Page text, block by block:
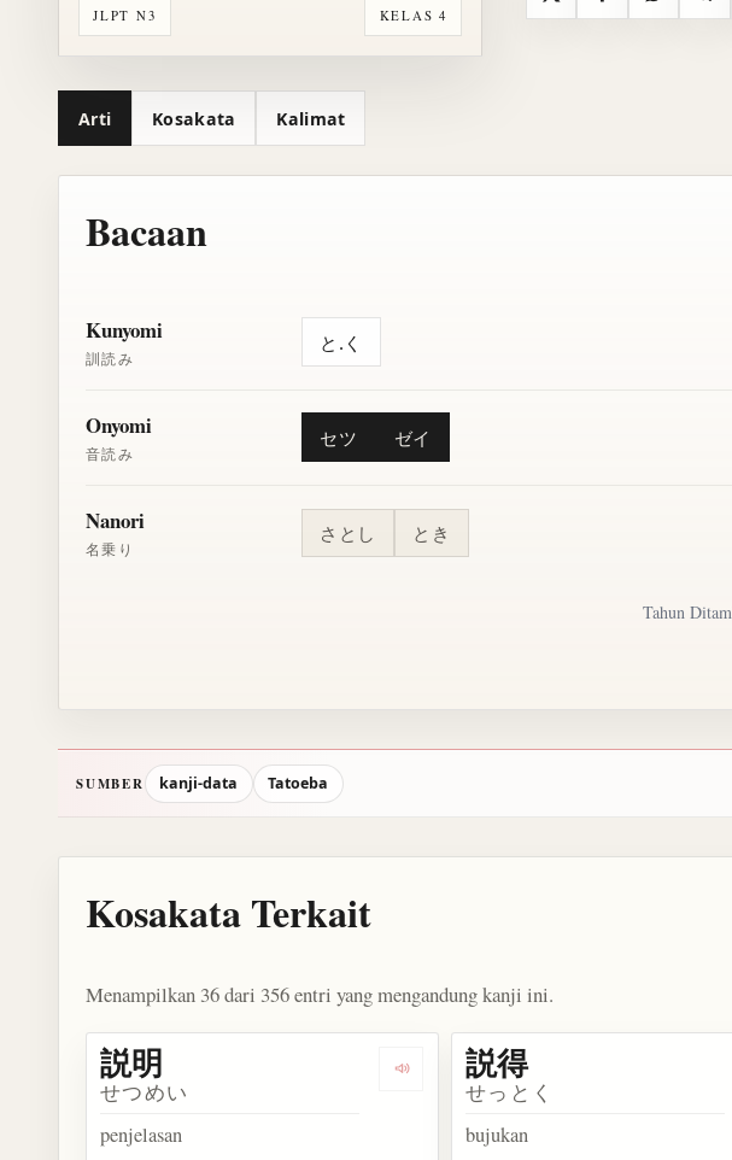
JLPT N3 KELAS 4 X FacebookWhatsApp
Arti Kosakata Kalimat
Bacaan
Kunyomi
訓読み
と.く
Onyomi
音読み
セツ ゼイ
Nanori
名乗り
さとし とき
Tahun
SUMBER kanji-data Tatoeba
Kosakata Terkait
Menampilkan 36 dari 356 entri yang mengandung kanji ini.
Dengarkan kosakata 説明
説明
せつめい
penjelasan
説得
せっとく
bujukan